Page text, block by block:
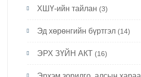
ХШҮ-ийн тайлан (3)
Эд хөрөнгийн бүртгэл (14)
ЭРХ ЗҮЙН АКТ (16)